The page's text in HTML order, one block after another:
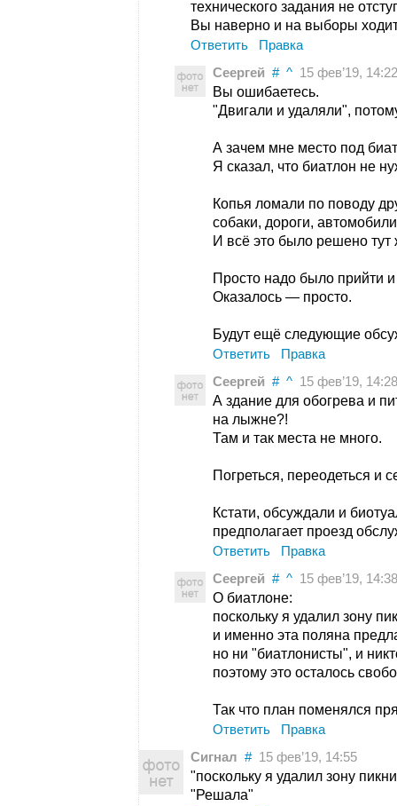
технического задания не
Вы наверно и на выборы
Ответить
Правка
Сеергей # ^ 15 фев’19, 14:22
Вы ошибаетесь.
"Двигали и удаляли",
А зачем мне место под
Я сказал, что биатлон не
Копья ломали по поводу
собаки, дороги,
И всё это было решено тут
Просто надо было прийти
Оказалось — просто.
Будут ещё следующие
Ответить
Правка
Сеергей # ^ 15 фев’19, 14:28
А здание для обогрева и
на лыжне?!
Там и так места не много.
Погреться, переодеться
Кстати, обсуждали и
предполагает проезд
Ответить
Правка
Сеергей # ^ 15 фев’19, 14:38
О биатлоне:
поскольку я удалил зону
и именно эта поляна
но ни "биатлонисты", и
поэтому это осталось
Так что план поменялся
Ответить
Правка
Сигнал #15 фев’19, 14:55
"поскольку я удалил зону
"Решала"